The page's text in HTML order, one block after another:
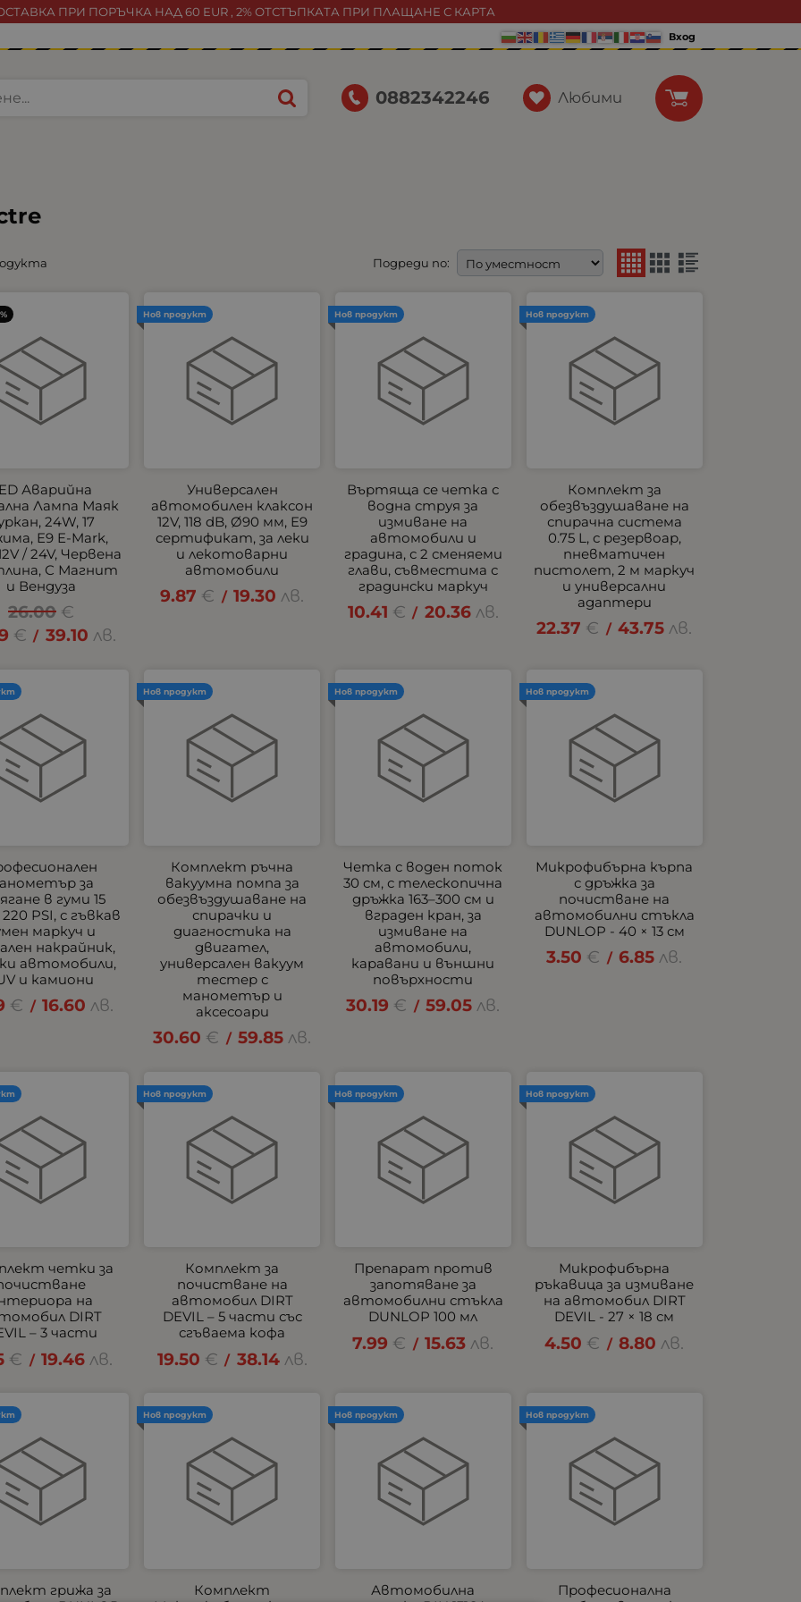
ПРИ ПОРЪЧКА НАД 60 EUR , 2% ОТСТЪПКАТА ПРИ ПЛАЩАНЕ С КАРТА
Вход
0882342246 Любими
Подреди по:
Аварийна
Лампа Маяк
24W, 17
E9 E-Mark,
/ 24V, Червена
С Магнит
и Вендуза
26.00 €
€ / 39.10 лв.
Универсален
автомобилен клаксон
12V, 118 dB, Ø90 мм, E9
сертификат, за леки
и лекотоварни
автомобили
9.87 € / 19.30 лв.
Нов продукт
Въртяща се четка с
водна струя за
измиване на
автомобили и
градина, с 2 сменяеми
глави, съвместима с
градински маркуч
10.41 € / 20.36 лв.
Нов продукт
Комплект за
обезвъздушаване на
спирачна система
0.75 L, с резервоар,
пневматичен
пистолет, 2 м маркуч
и универсални
адаптери
22.37 € / 43.75 лв.
Нов продукт
за
в гуми 15
PSI, с гъвкав
маркуч и
накрайник,
автомобили,
и камиони
€ / 16.60 лв.
Комплект ръчна
вакуумна помпа за
обезвъздушаване на
спирачки и
диагностика на
двигател,
универсален вакуум
тестер с
манометър и
аксесоари
30.60 € / 59.85 лв.
Нов продукт
Четка с воден поток
30 см, с телескопична
дръжка 163–300 см и
вграден кран, за
измиване на
автомобили,
каравани и външни
повърхности
30.19 € / 59.05 лв.
Нов продукт
Микрофибърна кърпа
с дръжка за
почистване на
автомобилни стъкла
DUNLOP - 40 × 13 см
3.50 € / 6.85 лв.
Нов продукт
четки за
на
DIRT
– 3 части
€ / 19.46 лв.
Комплект за
почистване на
автомобил DIRT
DEVIL – 5 части със
сгъваема кофа
19.50 € / 38.14 лв.
Нов продукт
Препарат против
запотяване за
автомобилни стъкла
DUNLOP 100 мл
7.99 € / 15.63 лв.
Нов продукт
Микрофибърна
ръкавица за измиване
на автомобил DIRT
DEVIL - 27 × 18 см
4.50 € / 8.80 лв.
Нов продукт
грижа за
Комплект
Нов продукт
Автомобилна
Нов продукт
Професионална
Нов продукт